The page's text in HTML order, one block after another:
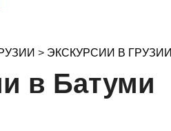
> ЭКСКУРСИИ В ГРУЗИИ
в Батуми